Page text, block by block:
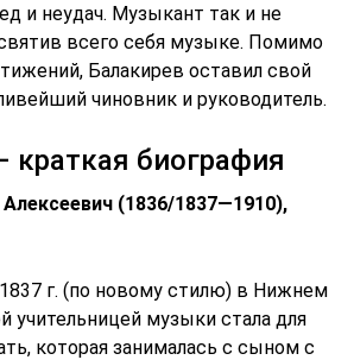
и неудач. Музыкант так и не
всего себя музыке. Помимо
Балакирев оставил свой
чиновник и руководитель.
краткая биография
(1836/1837—1910),
г. (по новому стилю) в Нижнем
учительницей музыки стала для
которая занималась с сыном с